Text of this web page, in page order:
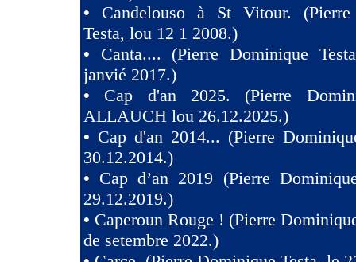
• Candelouso à St Vitour. (Pierre
Testa, lou 12 1 2008.)
• Canta.... (Pierre Dominique
janvié 2017.)
• Cap d'an 2025. (Pierre
ALLAUCH lou 26.12.2025.)
• Cap d'an 2014... (Pierre
30.12.2014.)
• Cap d’an 2019 (Pierre
29.12.2019.)
• Caperoun Rouge ! (Pierre
de setembre 2022.)